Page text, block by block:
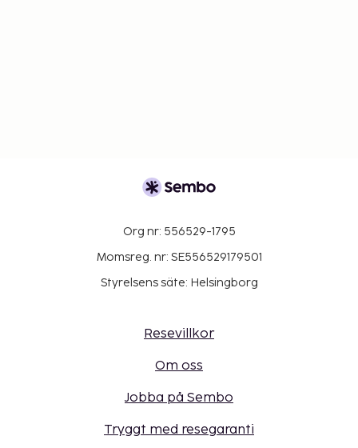
Org nr: 556529-1795
Momsreg. nr: SE556529179501
Styrelsens säte: Helsingborg
Resevillkor
Om oss
Jobba på Sembo
Tryggt med resegaranti